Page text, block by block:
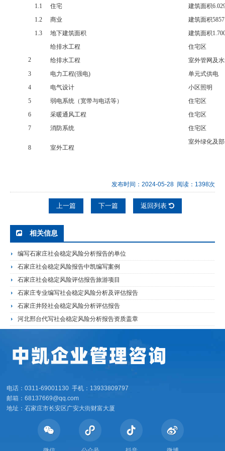
1.1
住宅
建筑面积
1.2
商业
建筑面积
1.3
地下建筑面积 建筑面积
2
给排水工程
住宅区
给排水工程
室外管网
3
电力工程(强电)
单元式
4
电气设计
小区
5
弱电系统（宽带与电话等）
住宅区
6
采暖通风工程
住宅区
7
消防系统 住宅
8 室外工程
室外绿化及
发布时间：2024-05-28 阅读：1398次
上一篇 下一篇 返回列表
相关信息
编写石家庄社会稳定风险分析报告的单位
石家庄社会稳定风险报告中凯编写案例
石家庄社会稳定风险评估报告旅游项目
石家庄专业编写社会稳定风险分析及评估报告
石家庄井陉社会稳定风险分析评估报告
河北邢台代写社会稳定风险分析报告资质盖章
电话：0311-69001130 手机：13933809797
邮箱：68137669@qq.com
地址：石家庄市长安区广安大街财富大厦